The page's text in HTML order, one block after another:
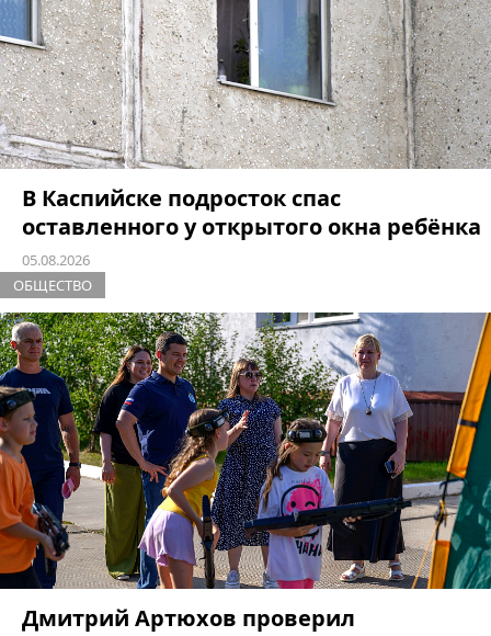
В Каспийске подросток спас
оставленного у открытого окна ребёнка
05.08.2026
ОБЩЕСТВО
Дмитрий Артюхов проверил